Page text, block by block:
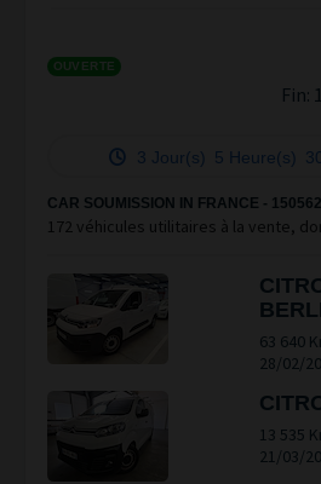
OUVERTE
Fin:
3 Jour(s) 5 Heure(s)
CAR SOUMISSION IN FRANCE - 150562
172 véhicules utilitaires à la vente,
63 640
28/02/
13 535
21/03/